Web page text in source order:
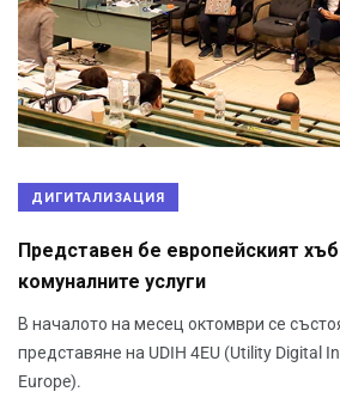
ДИГИТАЛИЗАЦИЯ
Представен бе европейският
комуналните услуги
В началото на месец октомври се
представяне на UDIH 4EU (Utility Digital
Europe).